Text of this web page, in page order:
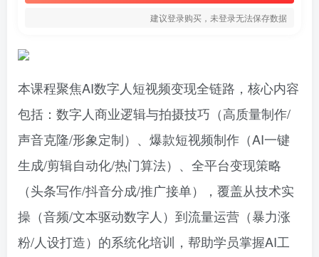
建议登录购买，未登录无法保存数据
本课程聚焦AI数字人短视频变现全链路，核心内容
包括：数字人商业逻辑与拍摄技巧（高质量制作/
声音克隆/形象定制）、爆款短视频制作（AI一键
生成/剪辑自动化/热门算法）、全平台变现策略
（头条写作/抖音分成/推广接单），覆盖从技术实
操（音频/文本驱动数字人）到流量运营（暴力涨
粉/人设打造）的系统化培训，帮助学员掌握AI工